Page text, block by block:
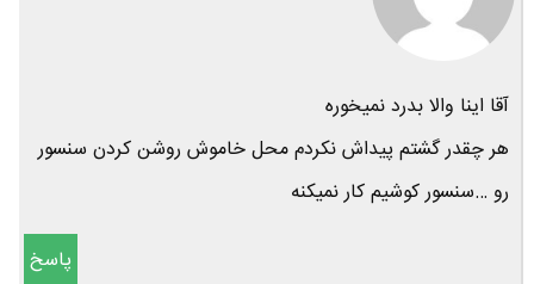
آقا اینا والا بدرد نمیخوره
هر چقدر گشتم پیداش نکردم محل خاموش روشن کردن سنسور
رو …سنسور کوشیم کار نمیکنه
پاسخ